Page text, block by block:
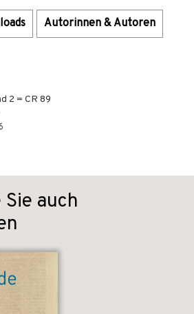
Autorinnen & Autoren
2 = CR 89
auch